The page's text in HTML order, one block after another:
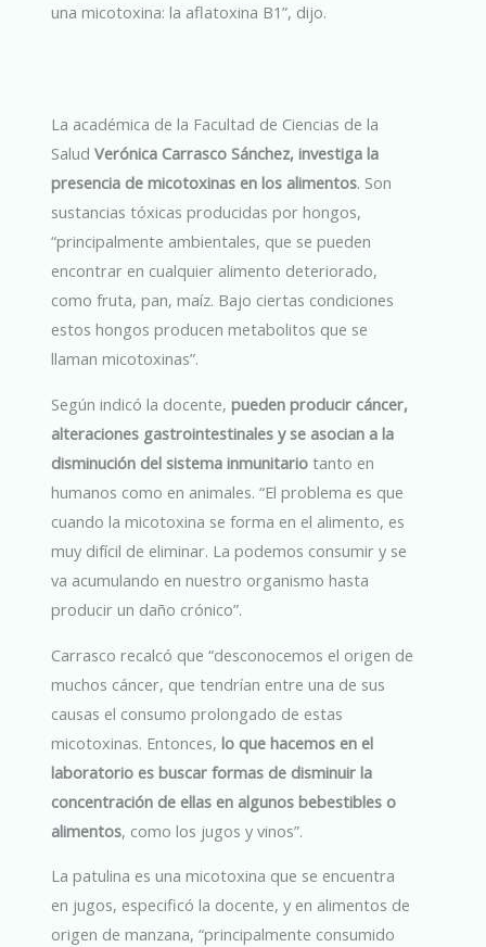
una micotoxina: la aflatoxina B1”, dijo.
La académica de la Facultad de Ciencias de la
SaludVerónica Carrasco Sánchez, investiga la
presencia de micotoxinas en los alimentos. Son
sustancias tóxicas producidas por hongos,
“principalmente ambientales, que se pueden
encontrar en cualquier alimento deteriorado,
como fruta, pan, maíz. Bajo ciertas condiciones
estos hongos producen metabolitos que se
llaman micotoxinas”.
Según indicó la docente,pueden producir cáncer,
alteraciones gastrointestinales y se asocian a la
disminución del sistema inmunitario tanto en
humanos como en animales. “El problema es que
cuando la micotoxina se forma en el alimento, es
muy difícil de eliminar. La podemos consumir y se
va acumulando en nuestro organismo hasta
producir un daño crónico”.
Carrasco recalcó que “desconocemos el origen de
muchos cáncer, que tendrían entre una de sus
causas el consumo prolongado de estas
micotoxinas. Entonces,lo que hacemos en el
laboratorio es buscar formas de disminuir la
concentración de ellas en algunos bebestibles o
alimentos, como los jugos y vinos”.
La patulina es una micotoxina que se encuentra
en jugos, especificó la docente, y en alimentos de
origen de manzana, “principalmente consumido